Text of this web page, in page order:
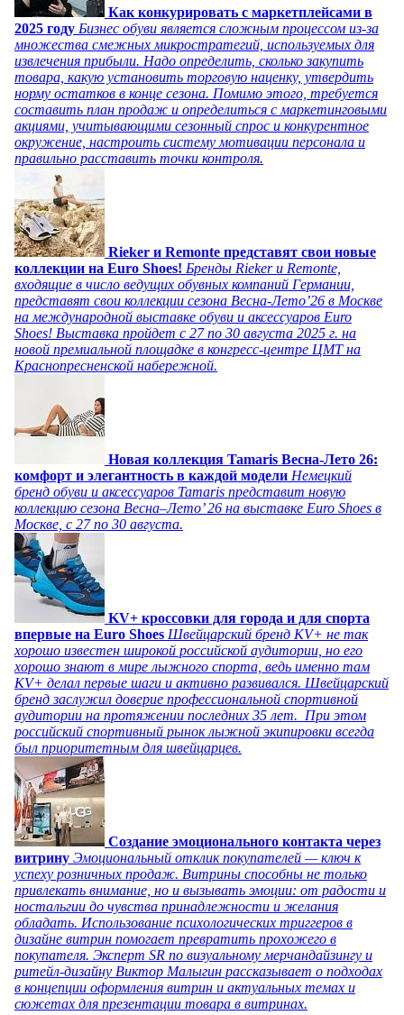
Как конкурировать с маркетплейсами в
2025 году Бизнес обуви является сложным процессом из-за
множества смежных микростратегий, используемых для
извлечения прибыли. Надо определить, сколько закупить
товара, какую установить торговую наценку, утвердить
норму остатков в конце сезона. Помимо этого, требуется
составить план продаж и определиться с маркетинговыми
акциями, учитывающими сезонный спрос и конкурентное
окружение, настроить систему мотивации персонала и
правильно расставить точки контроля.
Rieker и Remonte представят свои новые
коллекции на Euro Shoes! Бренды Rieker и Remonte,
входящие в число ведущих обувных компаний Германии,
представят свои коллекции сезона Весна-Лето’26 в Москве
на международной выставке обуви и аксессуаров Euro
Shoes! Выставка пройдет c 27 по 30 августа 2025 г. на
новой премиальной площадке в конгресс-центре ЦМТ на
Краснопресненской набережной.
Новая коллекция Tamaris Весна-Лето 26:
комфорт и элегантность в каждой модели Немецкий
бренд обуви и аксессуаров Tamaris представит новую
коллекцию сезона Весна–Лето’ 26 на выставке Euro Shoes в
Москве, с 27 по 30 августа.
KV+ кроссовки для города и для спорта
впервые на Euro Shoes Швейцарский бренд KV+ не так
хорошо известен широкой российской аудитории, но его
хорошо знают в мире лыжного спорта, ведь именно там
KV+ делал первые шаги и активно развивался. Швейцарский
бренд заслужил доверие профессиональной спортивной
аудитории на протяжении последних 35 лет. При этом
российский спортивный рынок лыжной экипировки всегда
был приоритетным для швейцарцев.
Создание эмоционального контакта через
витрину Эмоциональный отклик покупателей — ключ к
успеху розничных продаж. Витрины способны не только
привлекать внимание, но и вызывать эмоции: от радости и
ностальгии до чувства принадлежности и желания
обладать. Использование психологических триггеров в
дизайне витрин помогает превратить прохожего в
покупателя. Эксперт SR по визуальному мерчандайзингу и
ритейл-дизайну Виктор Малыгин рассказывает о подходах
в концепции оформления витрин и актуальных темах и
сюжетах для презентации товара в витринах.